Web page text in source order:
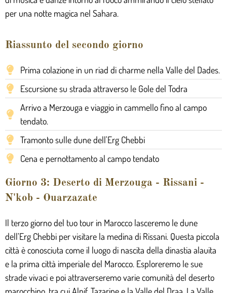
per una notte magica nel Sahara.
Riassunto del secondo giorno
Prima colazione in un riad di charme nella Valle del Dades.
Escursione su strada attraverso le Gole del Todra
Arrivo a Merzouga e viaggio in cammello fino al campo
tendato.
Tramonto sulle dune dell'Erg Chebbi
Cena e pernottamento al campo tendato
Giorno 3: Deserto di Merzouga - Rissani -
N'kob - Ouarzazate
Il terzo giorno del tuo tour in Marocco lasceremo le dune
dell’Erg Chebbi per visitare la medina di Rissani. Questa piccola
città è conosciuta come il luogo di nascita della dinastia alauita
e la prima città imperiale del Marocco. Esploreremo le sue
strade vivaci e poi attraverseremo varie comunità del deserto